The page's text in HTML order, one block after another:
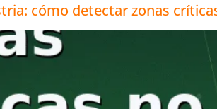
cómo detectar zonas